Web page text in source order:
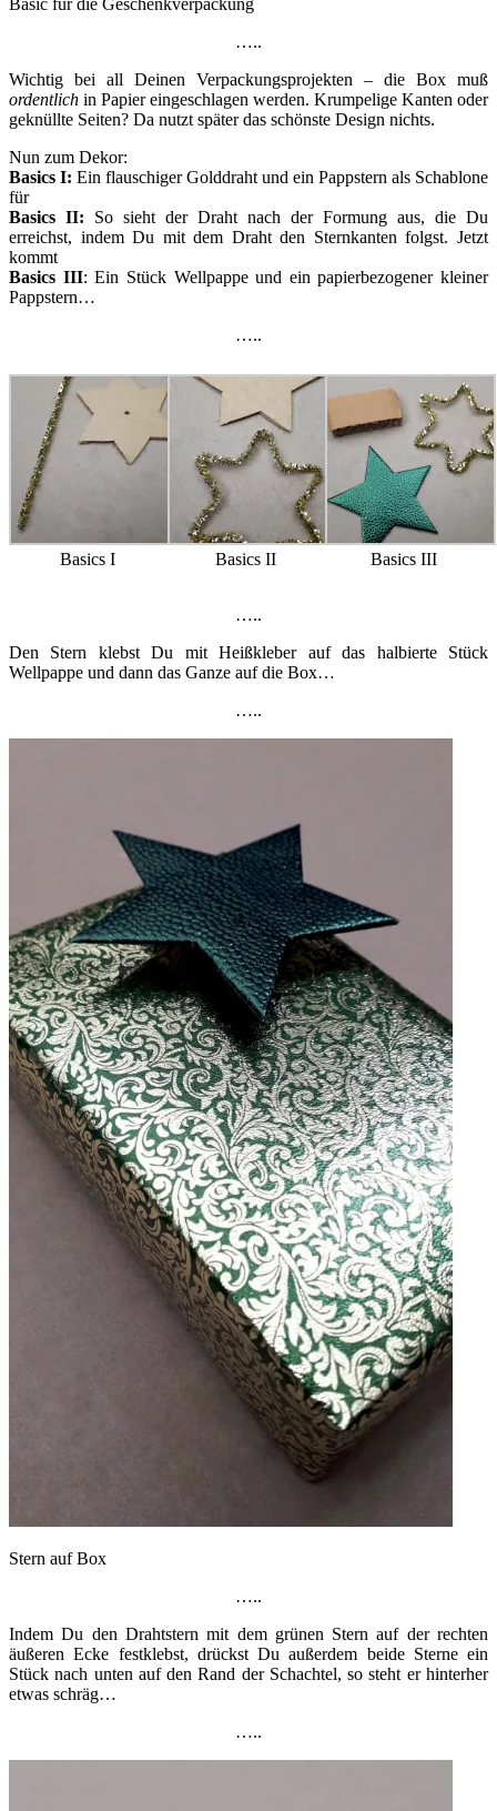
…..
Wichtig bei all Deinen Verpackungsprojekten – die Box muß
ordentlich in Papier eingeschlagen werden. Krumpelige Kanten oder
geknüllte Seiten? Da nutzt später das schönste Design nichts.
Nun zum Dekor:
Basics I: Ein flauschiger Golddraht und ein Pappstern als Schablone
für
Basics II: So sieht der Draht nach der Formung aus, die Du
erreichst, indem Du mit dem Draht den Sternkanten folgst. Jetzt
kommt
Basics III: Ein Stück Wellpappe und ein papierbezogener kleiner
Pappstern…
…..
Basics I Basics II Basics III
…..
Den Stern klebst Du mit Heißkleber auf das halbierte Stück
Wellpappe und dann das Ganze auf die Box…
…..
Stern auf Box
…..
Indem Du den Drahtstern mit dem grünen Stern auf der rechten
äußeren Ecke festklebst, drückst Du außerdem beide Sterne ein
Stück nach unten auf den Rand der Schachtel, so steht er hinterher
etwas schräg…
…..